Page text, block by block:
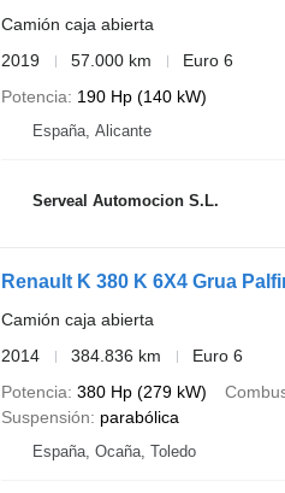
Camión caja abierta
2019
57.000 km
Euro 6
Potencia
190 Hp (140 kW)
España, Alicante
Serveal Automocion S.L.
Renault K 380 K 6X4 Grua
Camión caja abierta
2014
384.836 km
Euro 6
Potencia 380 Hp (279 kW)
Suspensión
parabólica
España, Ocaña, Toledo